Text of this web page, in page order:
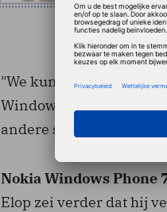
"We kunnen gebruik
Windows-georiënteerde
andere software die we
Nokia Windows Phone
Elop zei verder dat hij